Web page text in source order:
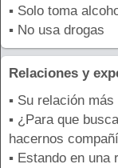
▪ Solo toma
▪ No usa drogas
Relaciones y
▪ Su relación
▪ ¿Para que
hacernos
▪ Estando en